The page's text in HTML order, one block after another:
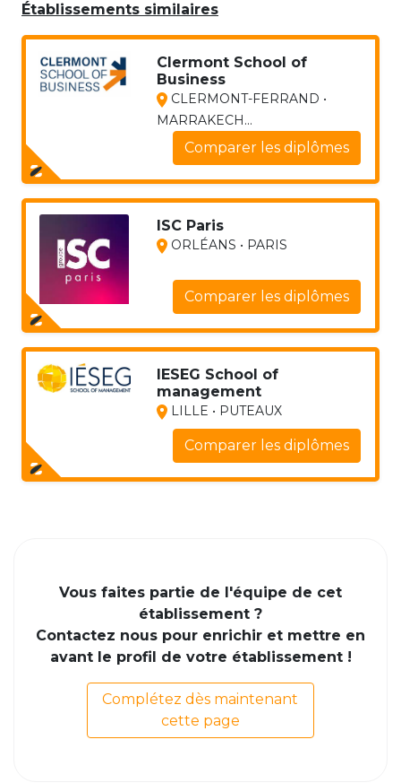
Établissements similaires
Clermont School of
Business
CLERMONT-FERRAND •
MARRAKECH...
Comparer les diplômes
ISC Paris
ORLÉANS • PARIS
Comparer les diplômes
IESEG School of
management
LILLE • PUTEAUX
Comparer les diplômes
Vous faites partie de l'équipe de cet
établissement ?
Contactez nous pour enrichir et mettre en
avant le profil de votre établissement !
Complétez dès maintenant
cette page